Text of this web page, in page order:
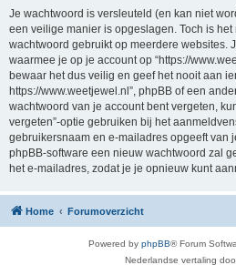
Je wachtwoord is versleuteld (en kan niet
een veilige manier is opgeslagen. Toch is
wachtwoord gebruikt op meerdere websites.
waarmee je op je account op “https://
bewaar het dus veilig en geef het nooit aan
https://www.weetjewel.nl”, phpBB of een
wachtwoord van je account bent vergeten,
vergeten”-optie gebruiken bij het
gebruikersnaam en e-mailadres opgeeft van
phpBB-software een nieuw wachtwoord zal
het e-mailadres, zodat je je opnieuw kunt
Home Forumoverzicht
Powered by phpBB® Forum
Nederlandse vertaling